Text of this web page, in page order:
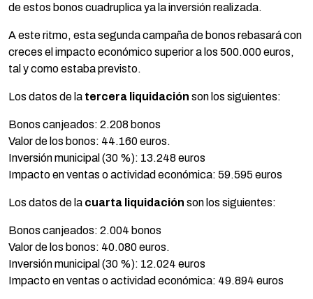
de estos bonos cuadruplica ya la inversión realizada.
A este ritmo, esta segunda campaña de bonos rebasará con
creces el impacto económico superior a los 500.000 euros,
tal y como estaba previsto.
Los datos de la tercera liquidación son los siguientes:
Bonos canjeados: 2.208 bonos
Valor de los bonos: 44.160 euros.
Inversión municipal (30 %): 13.248 euros
Impacto en ventas o actividad económica: 59.595 euros
Los datos de la cuarta liquidación son los siguientes:
Bonos canjeados: 2.004 bonos
Valor de los bonos: 40.080 euros.
Inversión municipal (30 %): 12.024 euros
Impacto en ventas o actividad económica: 49.894 euros